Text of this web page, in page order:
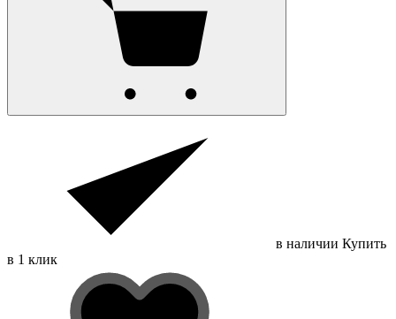
в наличии Купить
в 1 клик